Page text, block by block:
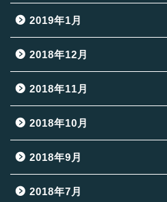
2019年1月
2018年12月
2018年11月
2018年10月
2018年9月
2018年7月